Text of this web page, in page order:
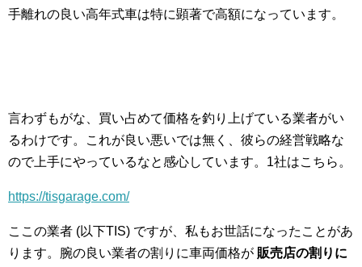
手離れの良い高年式車は特に顕著で高額になっています。
言わずもがな、買い占めて価格を釣り上げている業者がい
るわけです。これが良い悪いでは無く、彼らの経営戦略な
ので上手にやっているなと感心しています。1社はこちら。
https://tisgarage.com/
ここの業者 (以下TIS) ですが、私もお世話になったことがあ
ります。腕の良い業者の割りに車両価格が 販売店の割りに